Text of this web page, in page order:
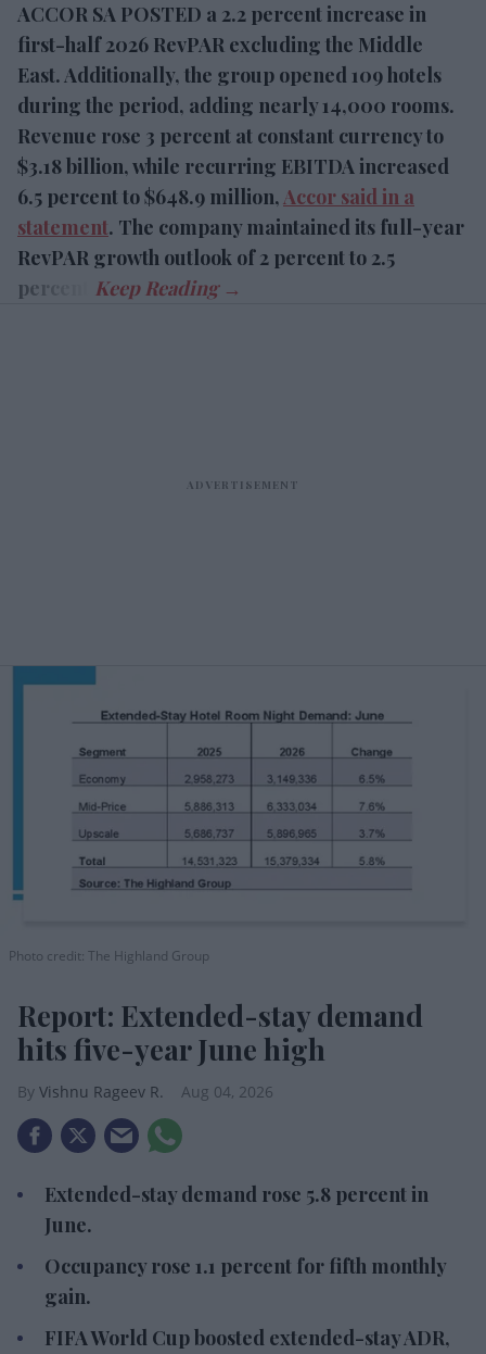
ACCOR SA POSTED a 2.2 percent increase in
first-half 2026 RevPAR excluding the Middle
East. Additionally, the group opened 109 hotels
during the period, adding nearly 14,000 rooms.
Revenue rose 3 percent at constant currency to
$3.18 billion, while recurring EBITDA increased
6.5 percent to $648.9 million,Accor said in a
statement. The company maintained its full-year
RevPAR growth outlook of 2 percent to 2.5
percent.
Photo credit: The Highland Group
Report: Extended-stay demand
hits five-year June high
Vishnu Rageev R. Aug 04, 2026
Extended-stay demand rose 5.8 percent in
June.
Occupancy rose 1.1 percent for fifth monthly
gain.
FIFA World Cup boosted extended-stay ADR,